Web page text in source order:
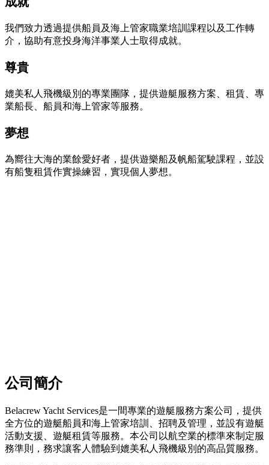
我們致力透過提供船員及海上管家職業培訓課程以及工作轉
介，協助有意投身海洋事業人士取得成就。
尊貴
媲美私人飛機級別的專業團隊，提供遊艇服務方案、租賃、專
業船長、船員和海上管家等服務。
夢想
為嚮往大海的業餘愛好者，提供遊樂船及帆船駕駛課程，並設
有船隻租賃作實操練習，實現個人夢想。
公司簡介
Belacrew Yacht Services是一間專業的遊艇服務方案公司，提供
全方位的遊艇船員和海上管家培訓、招聘及管理，並設有遊艇
活動支援、遊艇租賃等服務。本公司以航空業的標準來制定服
務準則，務求讓客人體驗到媲美私人飛機級別的高品質服務。